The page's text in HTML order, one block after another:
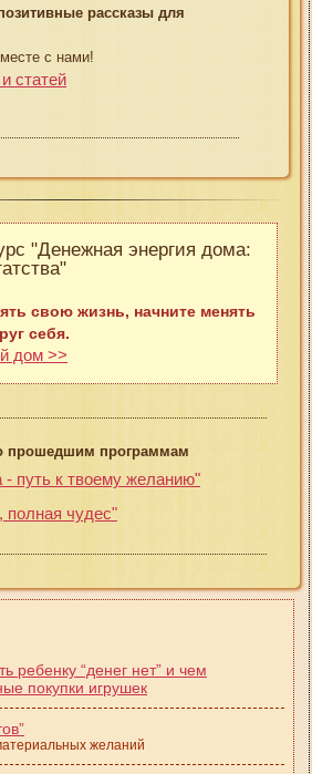
рассказы для
с нами!
статей
"Денежная энергия дома:
свою жизнь, начните менять
себя.
дом >>
прошедшим программам
путь к твоему желанию"
чудес"
ребенку “денег нет” и чем
покупки игрушек
желаний